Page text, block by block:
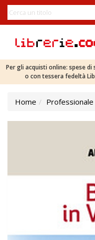
Per gli acquisti online: spese
o con tessera fedeltà
Home Professionale